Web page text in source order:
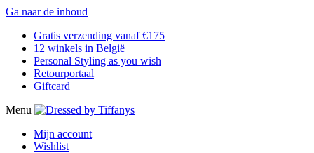
Ga naar de inhoud
Gratis verzending vanaf €175
12 winkels in België
Personal Styling as you wish
Retourportaal
Giftcard
Menu
Mijn account
Wishlist